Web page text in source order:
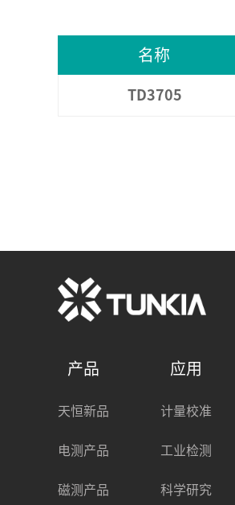
名称
TD3705
产品
天恒新品
电测产品
磁测产品
应用
计量校准
工业检测
科学研究